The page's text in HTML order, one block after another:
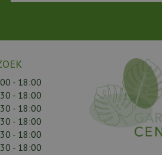
- 18:00
- 18:00
- 18:00
- 18:00
- 18:00
- 18:00